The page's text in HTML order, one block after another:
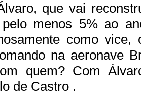
que vai
menos 5% ao
como vice,
na aeronave
quem? Com
de Castro .